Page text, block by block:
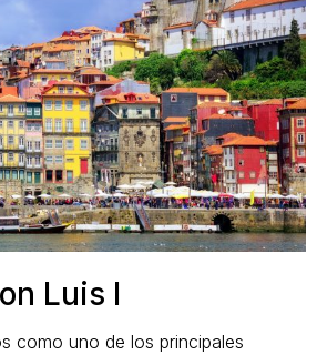
Luis I
como uno de los principales